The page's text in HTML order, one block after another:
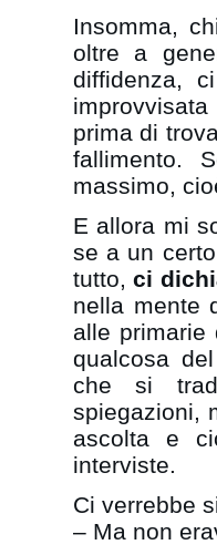
Insomma,
oltre a
diffidenza,
prima di
fallimento.
massimo,
E allora mi
se a un
tutto,ci
nella mente
alle primarie
qualcosa
che si
spiegazioni,
ascolta e
interviste.
Ci verrebbe
– Ma non